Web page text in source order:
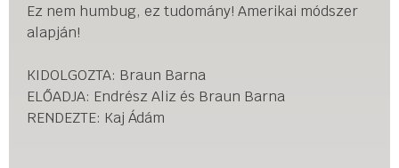
Ez nem humbug, ez tudomány! Amerikai módszer
alapján!
KIDOLGOZTA: Braun Barna
ELŐADJA: Endrész Aliz és Braun Barna
RENDEZTE: Kaj Ádám